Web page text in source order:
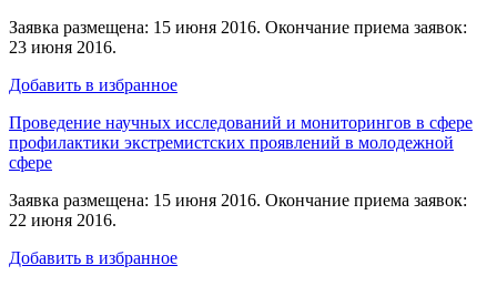
Заявка размещена: 15 июня 2016. Окончание приема заявок:
23 июня 2016.
Добавить в избранное
Проведение научных исследований и мониторингов в сфере
профилактики экстремистских проявлений в молодежной
сфере
Заявка размещена: 15 июня 2016. Окончание приема заявок:
22 июня 2016.
Добавить в избранное